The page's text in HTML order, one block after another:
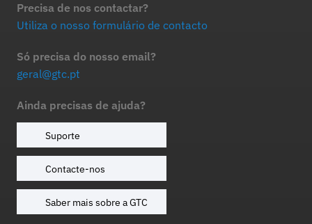
Precisa de nos contactar?
Utiliza o nosso formulário de contacto
Só precisa do nosso email?
geral@gtc.pt
Ainda precisas de ajuda?
Suporte
Contacte-nos
Saber mais sobre a GTC